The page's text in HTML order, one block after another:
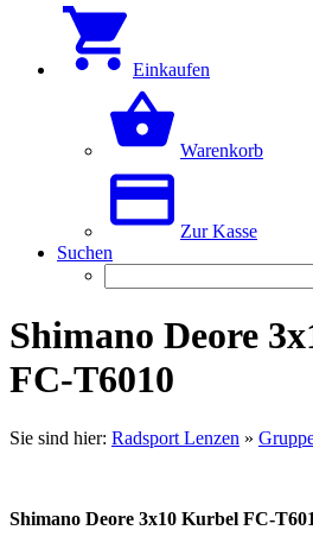
Einkaufen
Warenkorb
Zur Kasse
Suchen
Shimano Deore
FC-T6010
Sie sind hier: Radsport Lenzen »
Shimano Deore 3x10 Kurbel FC-